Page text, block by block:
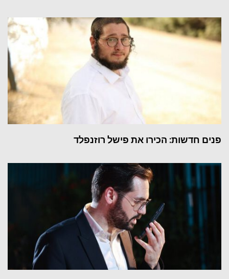
פנים חדשות: הכירו את פישל רוזנפלד